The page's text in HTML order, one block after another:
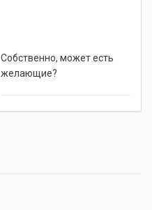
Собственно, может есть
желающие?